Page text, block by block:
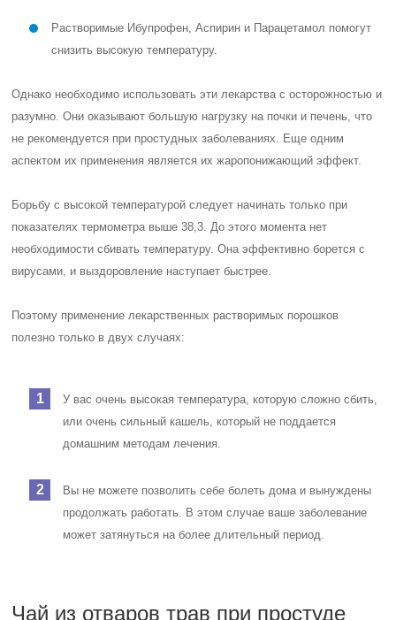
Растворимые Ибупрофен, Аспирин и Парацетамол помогут
снизить высокую температуру.
Однако необходимо использовать эти лекарства с осторожностью и
разумно. Они оказывают большую нагрузку на почки и печень, что
не рекомендуется при простудных заболеваниях. Еще одним
аспектом их применения является их жаропонижающий эффект.
Борьбу с высокой температурой следует начинать только при
показателях термометра выше 38,3. До этого момента нет
необходимости сбивать температуру. Она эффективно борется с
вирусами, и выздоровление наступает быстрее.
Поэтому применение лекарственных растворимых порошков
полезно только в двух случаях:
У вас очень высокая температура, которую сложно сбить,
или очень сильный кашель, который не поддается
домашним методам лечения.
Вы не можете позволить себе болеть дома и вынуждены
продолжать работать. В этом случае ваше заболевание
может затянуться на более длительный период.
Чай из отваров трав при простуде